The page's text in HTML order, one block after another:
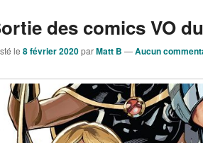
des comics VO
le 8 février 2020parMatt B —Aucun